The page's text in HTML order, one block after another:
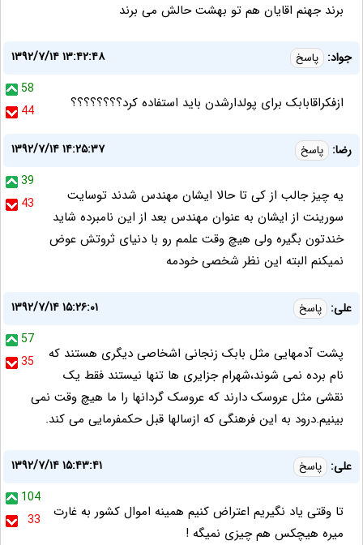
برند جهنم اقایان هم تو بهشت حالش می برند
جواد: پاسخ
۱۳۹۲/۷/۱۴ ۱۳:۴۲:۴۸
58
44
ازفکراقابابک برای پولدارشدن باید استفاده کرد؟؟؟؟؟؟؟؟
رضا: پاسخ
۱۳۹۲/۷/۱۴ ۱۴:۲۵:۳۷
39
43
یه چیز جالب از کی تا حالا ایشان مهندس شدند توسایت
سورینت از ایشان به عنوان مهندس بعد از این نامبرده شاید
خندتون بگیره ولی هیچ وقت علمم رو با دنیای ثروتش عوض
نمیکنم البته این نظر شخصی خودمه
علی: پاسخ
۱۳۹۲/۷/۱۴ ۱۵:۲۶:۰۱
57
35
پشت آدمهایی مثل بابک زنجانی اشخاصی دیگری هستند که
نام برده نمی شوند،شهرام جزایری ها تنها نیستند فقط یک
نقشی مثل عروسک دارند که عروسک گردانها را ما هیچ وقت نمی
بینیم.درود به این فرهنگی که ازسالها قبل حکمفرمایی می کند.
علی: پاسخ
۱۳۹۲/۷/۱۴ ۱۵:۴۳:۴۱
104
33
تا وقتی یاد نگیریم اعتراض کنیم همینه اموال کشور به غارت
میره هیچکس هم چیزی نمیگه !